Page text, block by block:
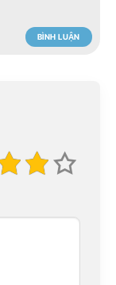
BÌNH LUẬN